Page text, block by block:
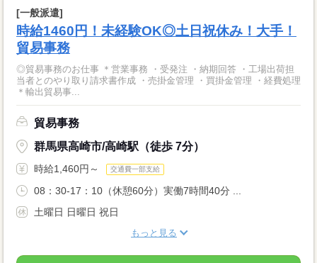
[一般派遣]
時給1460円！未経験OK◎土日祝休み！大手！
貿易事務
◎貿易事務のお仕事 ＊営業事務 ・受発注 ・納期回答 ・工場出荷担
当者とのやり取り請求書作成 ・売掛金管理 ・買掛金管理 ・経費処理
＊輸出貿易事...
貿易事務
群馬県高崎市/高崎駅（徒歩 7分）
時給1,460円～ 交通費一部支給
08：30-17：10（休憩60分）実働7時間40分 ...
土曜日 日曜日 祝日
もっと見る